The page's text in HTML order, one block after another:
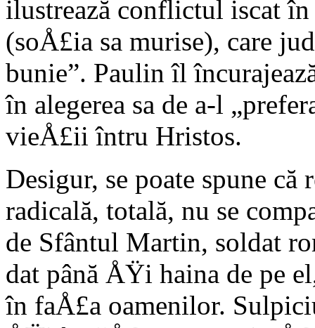
ilustrează conflictul iscat
(soÅ£ia sa mu­rise), care
bunie”. Paulin îl
în alegerea sa de a-l
vieÅ£ii întru Hristos.
Desigur, se poate spune
radicală, totală, nu se
de Sfântul Martin, soldat
dat până ÅŸi haina de pe
în faÅ£a oa­menilor.